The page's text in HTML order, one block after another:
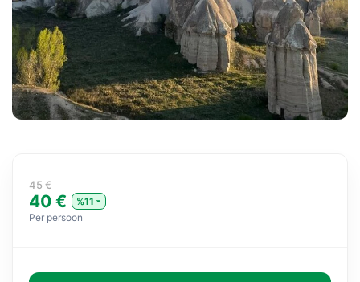
45 €
40 €
%11
Per persoon